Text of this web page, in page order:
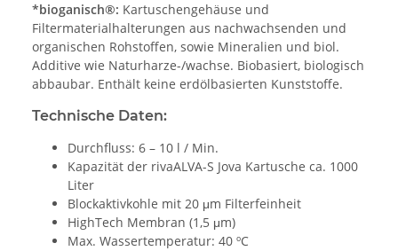
*bioganisch®: Kartuschengehäuse und
Filtermaterialhalterungen aus nachwachsenden und
organischen Rohstoffen, sowie Mineralien und biol.
Additive wie Naturharze-/wachse. Biobasiert, biologisch
abbaubar. Enthält keine erdölbasierten Kunststoffe.
Technische Daten:
Durchfluss: 6 – 10 l / Min.
Kapazität der rivaALVA-S Jova Kartusche ca. 1000
Liter
Blockaktivkohle mit 20 μm Filterfeinheit
HighTech Membran (1,5 μm)
Max. Wassertemperatur: 40 ºC